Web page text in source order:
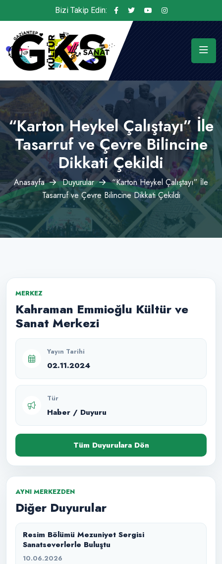
Bizi Takip Edin:
“Karton Heykel Çalıştayı” İle
Tasarruf ve Çevre Bilincine
Dikkati Çekildi
Anasayfa Duyurular
“Karton Heykel Çalıştayı” İle
Tasarruf ve Çevre Bilincine Dikkati Çekildi
MERKEZ
Kahraman Emmioğlu Kültür ve
Sanat Merkezi
Yayın Tarihi
02.11.2024
Tür
Haber / Duyuru
Tüm Duyurulara Dön
AYNI MERKEZDEN
Diğer Duyurular
Resim Bölümü Mezuniyet Sergisi
Sanatseverlerle Buluştu
10.06.2026